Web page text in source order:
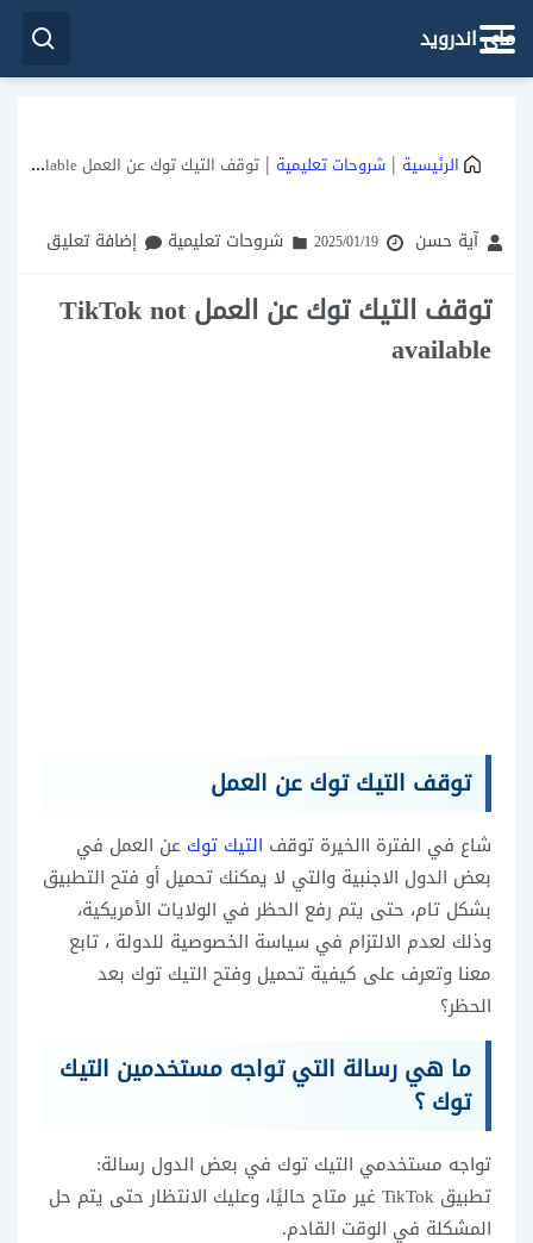
ماي اندرويد
الرئيسية | شروحات تعليمية | توقف التيك توك عن العمل TikTok not available
آية حسن 2025/01/19 شروحات تعليمية إضافة تعليق
توقف التيك توك عن العمل TikTok not
available
توقف التيك توك عن العمل
شاع في الفترة االخيرة توقف التيك توك عن العمل في
بعض الدول الاجنبية والتي لا يمكنك تحميل أو فتح التطبيق
بشكل تام، حتى يتم رفع الحظر في الولايات الأمريكية،
وذلك لعدم الالتزام في سياسة الخصوصية للدولة ، تابع
معنا وتعرف على كيفية تحميل وفتح التيك توك بعد
الحظر؟
ما هي رسالة التي تواجه مستخدمين التيك
توك ؟
تواجه مستخدمي التيك توك في بعض الدول رسالة:
تطبيق TikTok غير متاح حاليًا، وعليك الانتظار حتى يتم حل
المشكلة في الوقت القادم.